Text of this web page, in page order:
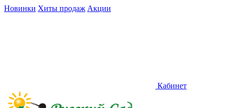
Новинки Хиты продаж Акции
Кабинет